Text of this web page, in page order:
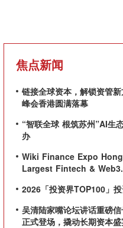
焦点新闻
链接全球资本，解锁资管
峰会香港圆满落幕
“智联全球 根筑苏州”AI生
办
Wiki Finance Expo
Largest Fintech &
2026「投资界TOP100」
吴清陆家嘴论坛讲话重磅
正式登场，撬动长期资本盛